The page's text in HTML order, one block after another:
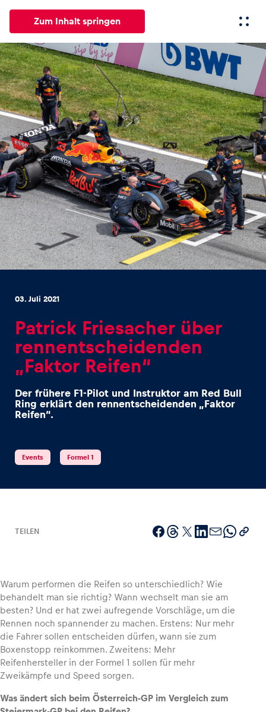
Zum Inhalt springen
Alle News Events Erlebnisse Seiten
News
Alle anzeigen
Events
Alle anzeigen
Erlebnisse
Alle anzeigen
Fahrzeug
Alle anzeigen
03. Juli 2021
Patrick Friesacher über
rennentscheidenden
„Faktor Reifen“
Der frühere F1-Pilot und Instruktor am Red Bull
Ring erklärt den rennentscheidenden „Faktor
Reifen“.
Events Formel 1
TEILEN
Warum performen die Reifen so unterschiedlich? Wie
behandelt man sie richtig? Wann wechselt man sie am
besten? Und er hat zwei aufregende Vorschläge, um die
Rennen noch spannender zu machen. Erstens: Nur mehr
die Fahrer sollen entscheiden dürfen, wann sie zum
Boxenstopp reinkommen. Zweitens: Mehr
Reifenhersteller in der Formel 1 sollen für mehr
Zweikämpfe und Speed sorgen.
Was ändert sich beim Österreich-GP im Vergleich zum